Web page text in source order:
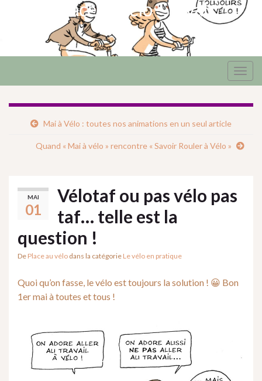
Place au vélo – Laval
Mai à Vélo : toutes nos animations en un seul article
Quand « Mai à vélo » rencontre « Savoir Rouler à Vélo »
MAI
01
Vélotaf ou pas vélo pas
taf… telle est la
question !
De Place au vélo dans la catégorie Le vélo en pratique
Quoi qu’on fasse, le vélo est toujours la solution ! 😀 Bon
1er mai à toutes et tous !